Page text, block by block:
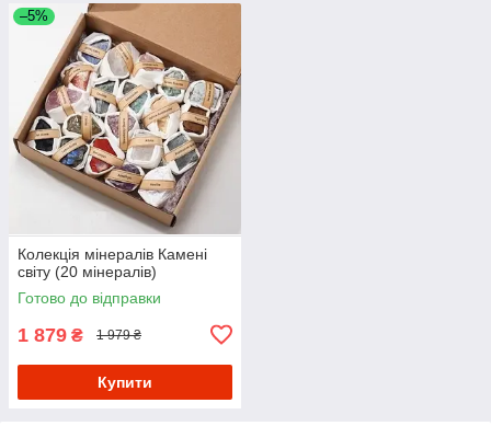
–5%
Колекція мінералів Камені
світу (20 мінералів)
Готово до відправки
1 879 ₴ 1 979 ₴
Купити